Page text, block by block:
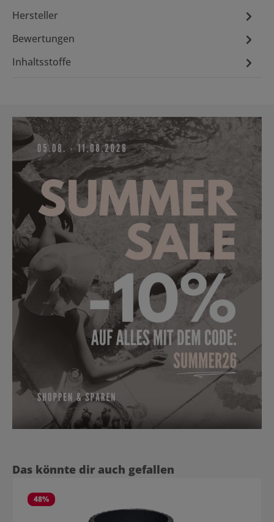
Hersteller
Bewertungen
Inhaltsstoffe
Produktgalerie überspringen
Das könnte dir auch gefallen
48%